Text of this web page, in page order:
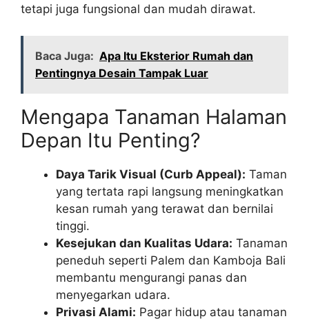
tetapi juga fungsional dan mudah dirawat.
Baca Juga: Apa Itu Eksterior Rumah dan
Pentingnya Desain Tampak Luar
Mengapa Tanaman Halaman
Depan Itu Penting?
Daya Tarik Visual (Curb Appeal): Taman
yang tertata rapi langsung meningkatkan
kesan rumah yang terawat dan bernilai
tinggi.
Kesejukan dan Kualitas Udara: Tanaman
peneduh seperti Palem dan Kamboja Bali
membantu mengurangi panas dan
menyegarkan udara.
Privasi Alami: Pagar hidup atau tanaman